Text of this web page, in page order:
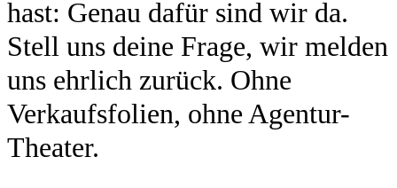
hast: Genau dafür sind wir da.
Stell uns deine Frage, wir melden
uns ehrlich zurück. Ohne
Verkaufsfolien, ohne Agentur-
Theater.